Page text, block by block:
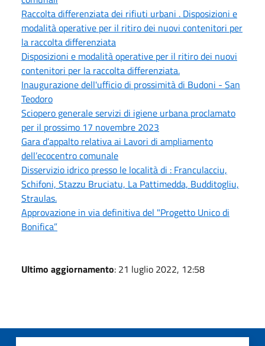
Raccolta differenziata dei rifiuti urbani . Disposizioni e
modalità operative per il ritiro dei nuovi contenitori per
la raccolta differenziata
Disposizioni e modalità operative per il ritiro dei nuovi
contenitori per la raccolta differenziata.
Inaugurazione dell'ufficio di prossimità di Budoni - San
Teodoro
Sciopero generale servizi di igiene urbana proclamato
per il prossimo 17 novembre 2023
Gara d’appalto relativa ai Lavori di ampliamento
dell’ecocentro comunale
Disservizio idrico presso le località di : Franculacciu,
Schifoni, Stazzu Bruciatu, La Pattimedda, Budditogliu,
Straulas.
Approvazione in via definitiva del "Progetto Unico di
Bonifica”
Ultimo aggiornamento: 21 luglio 2022, 12:58